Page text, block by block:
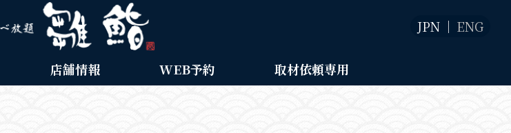
店舗情報 WEB予約 取材依頼専用
JPN ENG